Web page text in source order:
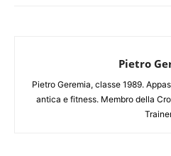
Pietro
Pietro Geremia, classe 1989.
antica e fitness. Membro della